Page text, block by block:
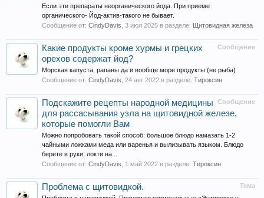
Если эти препараты неорганического йода. При приеме
органического- Йод-актив-такого не бывает.
Сообщение от: CindyDavis 3 июл 2025 в разделе: Щитовидная железа
Сообщение
Какие продукты кроме хурмы и грецких
орехов содержат йод?
Морская капуста, рапаны да и вообще море продукты (не рыба)
Сообщение от: CindyDavis 24 авг 2022 в разделе: Тироксин
Сообщение
Подскажите рецепты народной медицины
для рассасывания узла на щитовидной железе,
которые помогли Вам
Можно попробовать такой способ: большое блюдо намазать 1-2
чайными ложками меда или варенья и вылизывать языком. Блюдо
берете в руки, локти на...
Сообщение от: CindyDavis 1 май 2022 в разделе: Тироксин
Тема
Проблема с щитовидкой.